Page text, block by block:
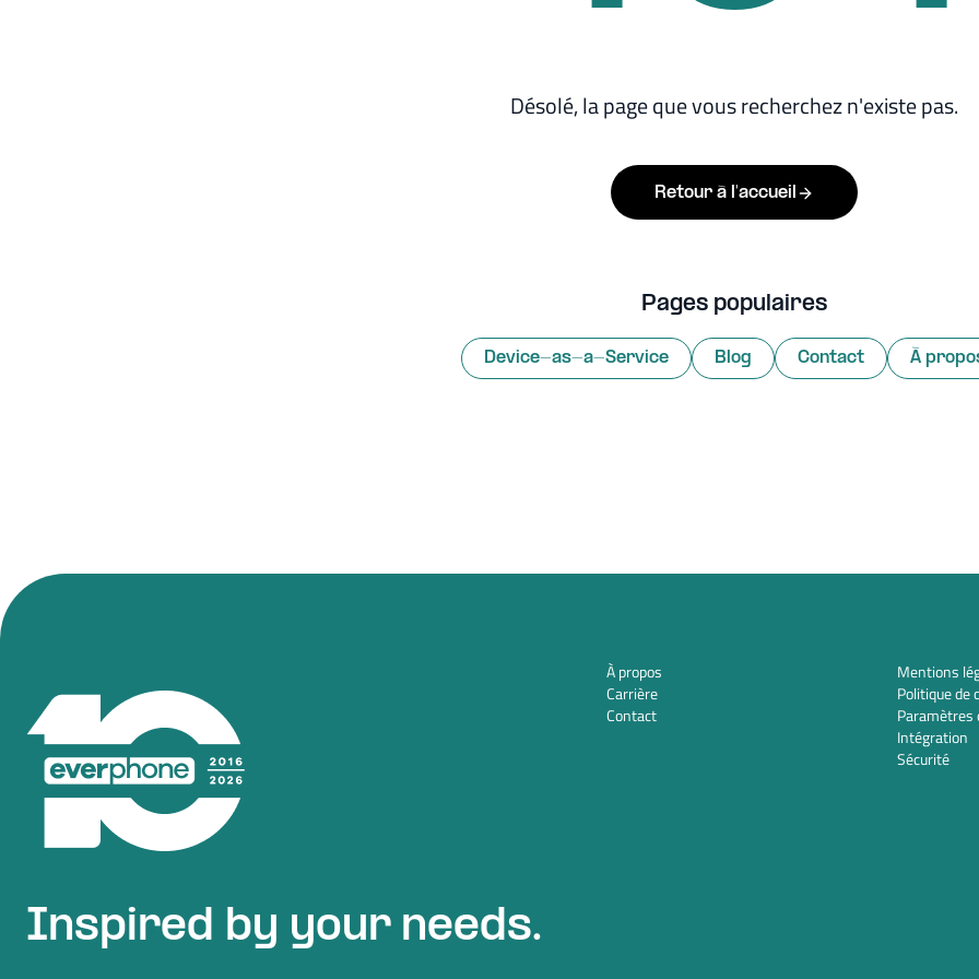
Désolé, la page que vous recherchez n'existe pas.
Retour à l'accueil
Pages populaires
Device-as-a-Service Blog Contact À
Inspired by your needs.
À propos
Carrière
Contact
Mentions
Politique de
Paramètres
Intégration
Sécurité